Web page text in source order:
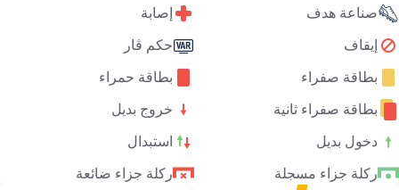
صناعة هدف إصابة
إيقاف حكم ڤار
بطاقة صفراء بطاقة حمراء
بطاقة صفراء ثانية خروج بديل
دخول بديل استبدال
ركلة جزاء مسجلة ركلة جزاء ضائعة